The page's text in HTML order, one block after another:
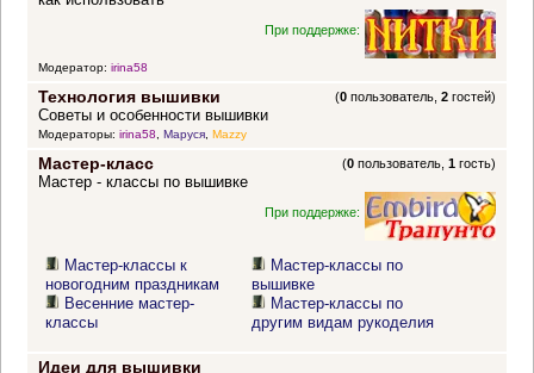
При поддержке:
Модератор: irina58
Технология вышивки (0 пользователь,2 гостей)
Советы и особенности вышивки
Модераторы: irina58, Маруся, Mazzy
Мастер-класс (0 пользователь,1 гость)
Мастер - классы по вышивке
При поддержке:
Мастер-классы к
новогодним праздникам
Весенние мастер-
классы
Мастер-классы по
вышивке
Мастер-классы по
другим видам рукоделия
Идеи для вышивки